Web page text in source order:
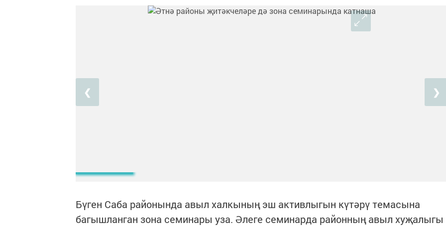
❮ ❯
Бүген Саба районында авыл халкының эш активлыгын күтәрү темасына
багышланган зона семинары уза. Әлеге семинарда районның авыл хуҗалыгы